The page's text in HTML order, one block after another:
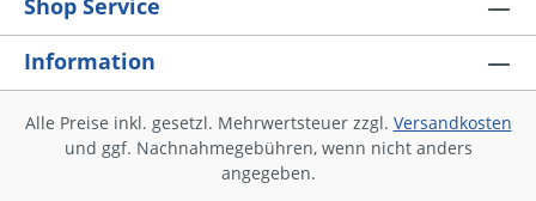
Shop Service
Information
Alle Preise inkl. gesetzl. Mehrwertsteuer zzgl. Versandkosten
und ggf. Nachnahmegebühren, wenn nicht anders
angegeben.